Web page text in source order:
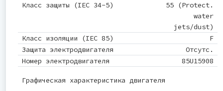
Класс защиты (IEC 34-5)
55 (Protect.
water
jets/dust)
Класс изоляции (IEC 85)
F
Защита электродвигателя
Отсутс.
Номер электродвигателя
85U15908
Графическая характеристика двигателя